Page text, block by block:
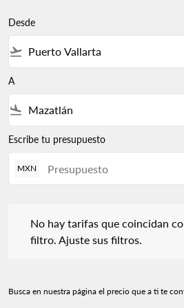
Desde
flight_takeoff
A
flight_land
Escribe tu presupuesto
MXN
No hay tarifas que coincidan
filtro. Ajuste sus filtros.
Busca en nuestra página el precio que a ti te